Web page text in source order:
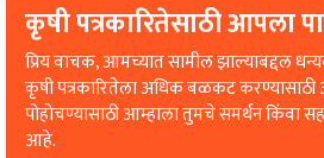
कृषी पत्रकारितेसाठी आपला
प्रिय वाचक, आमच्यात सामील झाल्याबद्दल
कृषी पत्रकारितेला अधिक बळकट
पोहोचण्यासाठी आम्हाला तुमचे समर्थन
आहे.